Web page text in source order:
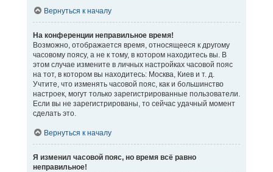
Вернуться к началу
На конференции неправильное время!
Возможно, отображается время, относящееся к другому
часовому поясу, а не к тому, в котором находитесь вы. В
этом случае измените в личных настройках часовой пояс
на тот, в котором вы находитесь: Москва, Киев и т. д.
Учтите, что изменять часовой пояс, как и большинство
настроек, могут только зарегистрированные пользователи.
Если вы не зарегистрированы, то сейчас удачный момент
сделать это.
Вернуться к началу
Я изменил часовой пояс, но время всё равно
неправильное!